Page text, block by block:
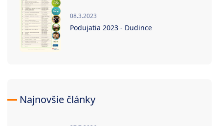
08.3.2023
Podujatia 2023 - Dudince
Najnovšie články